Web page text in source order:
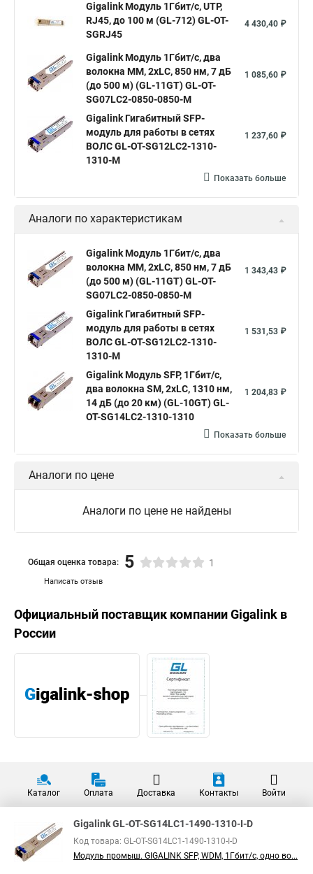
sfp 1000 комплект sfp sfp rj 45 интерфейс sfp
Gigalink Модуль 1Гбит/c, UTP,
RJ45, до 100 м (GL-712) GL-OT-
SGRJ45
4 430,40 ₽
Gigalink Модуль 1Гбит/c, два
волокна МM, 2xLC, 850 нм, 7 дБ
(до 500 м) (GL-11GT) GL-OT-
SG07LC2-0850-0850-M
1 085,60 ₽
Gigalink Гигабитный SFP-
модуль для работы в сетях
ВОЛС GL-OT-SG12LC2-1310-
1310-M
1 237,60 ₽
Показать больше
Аналоги по характеристикам
Gigalink Модуль 1Гбит/c, два
волокна МM, 2xLC, 850 нм, 7 дБ
(до 500 м) (GL-11GT) GL-OT-
SG07LC2-0850-0850-M
1 343,43 ₽
Gigalink Гигабитный SFP-
модуль для работы в сетях
ВОЛС GL-OT-SG12LC2-1310-
1310-M
1 531,53 ₽
Gigalink Модуль SFP, 1Гбит/c,
два волокна SM, 2xLC, 1310 нм,
14 дБ (до 20 км) (GL-10GT) GL-
OT-SG14LC2-1310-1310
1 204,83 ₽
Показать больше
Аналоги по цене
Аналоги по цене не найдены
Написать отзыв
Общая оценка товара: 5 1
Официальный поставщик компанииGigalink в
России
Каталог Оплата Доставка Контакты Войти
Gigalink GL-OT-SG14LC1-1490-1310-I-D
Код товара: GL-OT-SG14LC1-1490-1310-I-D
Модуль промыш. GIGALINK SFP, WDM, 1Гбит/c, одно во...